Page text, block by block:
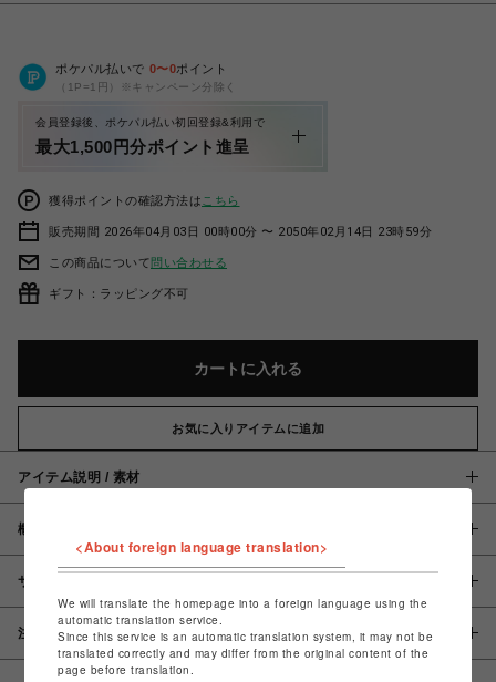
ポケパル払いで 0〜0ポイント
（1P=1円）※キャンペーン分除く
会員登録後、ポケパル払い初回登録&利用で
最大1,500円分ポイント進呈
獲得ポイントの確認方法は こちら
販売期間 2026年04月03日 00時00分 〜 2050年02月14日 23時59分
この商品について問い合わせる
ギフト：ラッピング不可
カートに入れる
お気に入りアイテムに追加
アイテム説明 / 素材
概要
サイズ
注意事項
<About foreign language translation>
We will translate the homepage into a foreign language using the
automatic translation service.
Since this service is an automatic translation system, it may not be
translated correctly and may differ from the original content of the
page before translation.